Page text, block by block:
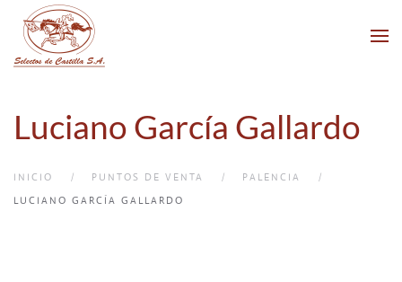
Skip to main content
Luciano García Gallardo
INICIO PUNTOS DE VENTA
PALENCIA
LUCIANO GARCÍA GALLARDO